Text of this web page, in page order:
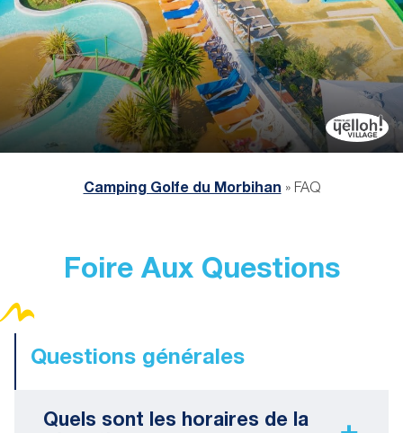
Camping Golfe du Morbihan » FAQ
Foire Aux Questions
Questions générales
Quels sont les horaires de la